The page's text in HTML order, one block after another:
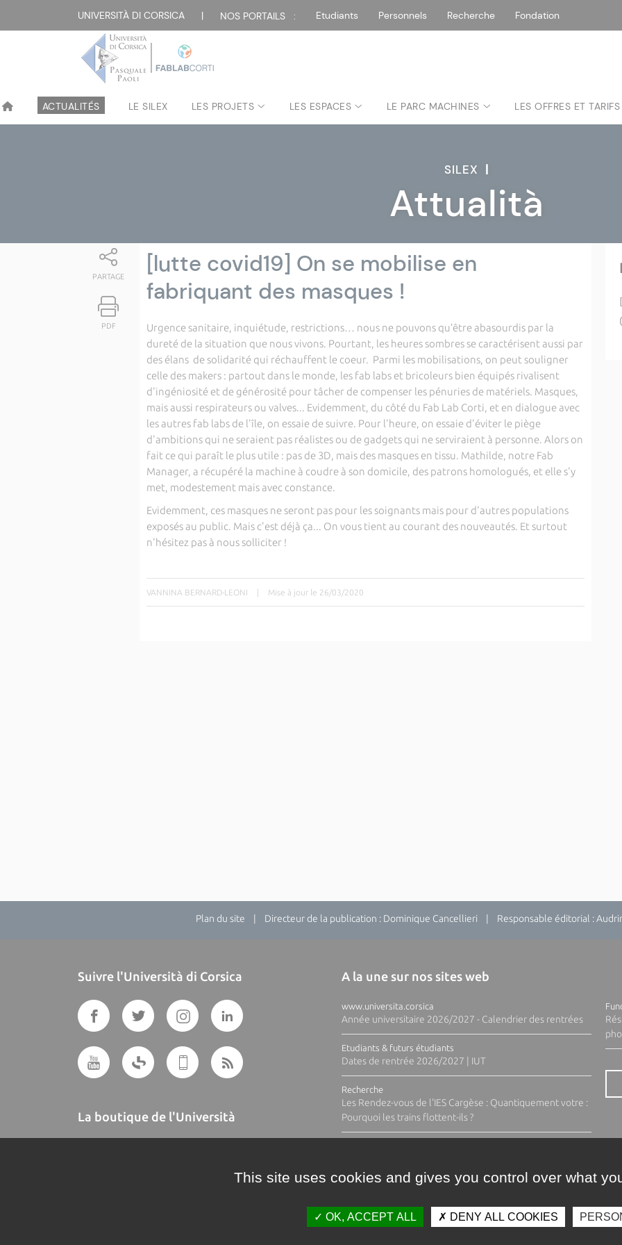
UNIVERSITÀ DI CORSICA | NOS PORTAILS : Etudiants Personnels Recherche Fondation
ACTUALITÉS LE SILEX LES PROJETS LES ESPACES LE PARC MACHINES LES OFFRES ET TARIFS
SILEX |
Attualità
PARTAGE
PDF
[lutte covid19] On se mobilise en
fabriquant des masques !
Urgence sanitaire, inquiétude, restrictions… nous ne pouvons qu’être abasourdis par la
dureté de la situation que nous vivons. Pourtant, les heures sombres se caractérisent aussi par
des élans de solidarité qui réchauffent le coeur. Parmi les mobilisations, on peut souligner
celle des makers : partout dans le monde, les fab labs et bricoleurs bien équipés rivalisent
d'ingéniosité et de générosité pour tâcher de compenser les pénuries de matériels. Masques,
mais aussi respirateurs ou valves... Evidemment, du côté du Fab Lab Corti, et en dialogue avec
les autres fab labs de l'île, on essaie de suivre. Pour l'heure, on essaie d'éviter le piège
d'ambitions qui ne seraient pas réalistes ou de gadgets qui ne serviraient à personne. Alors on
fait ce qui paraît le plus utile : pas de 3D, mais des masques en tissu. Mathilde, notre Fab
Manager, a récupéré la machine à coudre à son domicile, des patrons homologués, et elle s'y
met, modestement mais avec constance.
Evidemment, ces masques ne seront pas pour les soignants mais pour d'autres populations
exposés au public. Mais c'est déjà ça... On vous tient au courant des nouveautés. Et surtout
n'hésitez pas à nous solliciter !
VANNINA BERNARD-LEONI | Mise à jour le 26/03/2020
Plan du site | Directeur de la publication : Dominique Cancellieri | Responsable éditorial :
Suivre l'Università di Corsica
La boutique de l'Università
A la une sur nos sites web
www.universita.corsica
Année universitaire 2026/2027 - Calendrier des rentrées
Etudiants & futurs étudiants
Dates de rentrée 2026/2027 | IUT
Recherche
Les Rendez-vous de l'IES Cargèse : Quantiquement votre :
Pourquoi les trains flottent-ils ?
This site uses cookies and gives you control over what
OK, ACCEPT ALL DENY ALL COOKIES